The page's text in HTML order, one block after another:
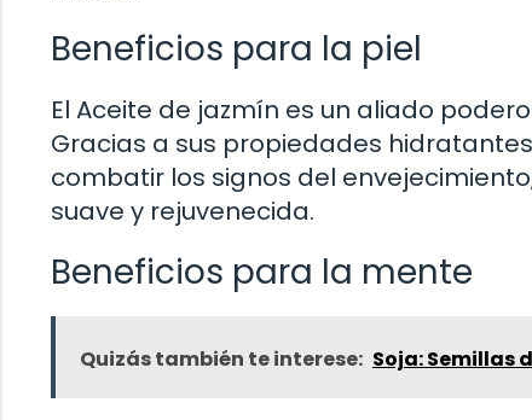
Beneficios para la piel
El Aceite de jazmín es un aliado
Gracias a sus propiedades
combatir los signos del
suave y rejuvenecida.
Beneficios para la mente
Quizás también te interese: Soja: Semillas